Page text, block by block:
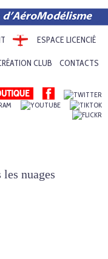
ESPACE LICENCIÉ
CLUB CONTACTS
nuages